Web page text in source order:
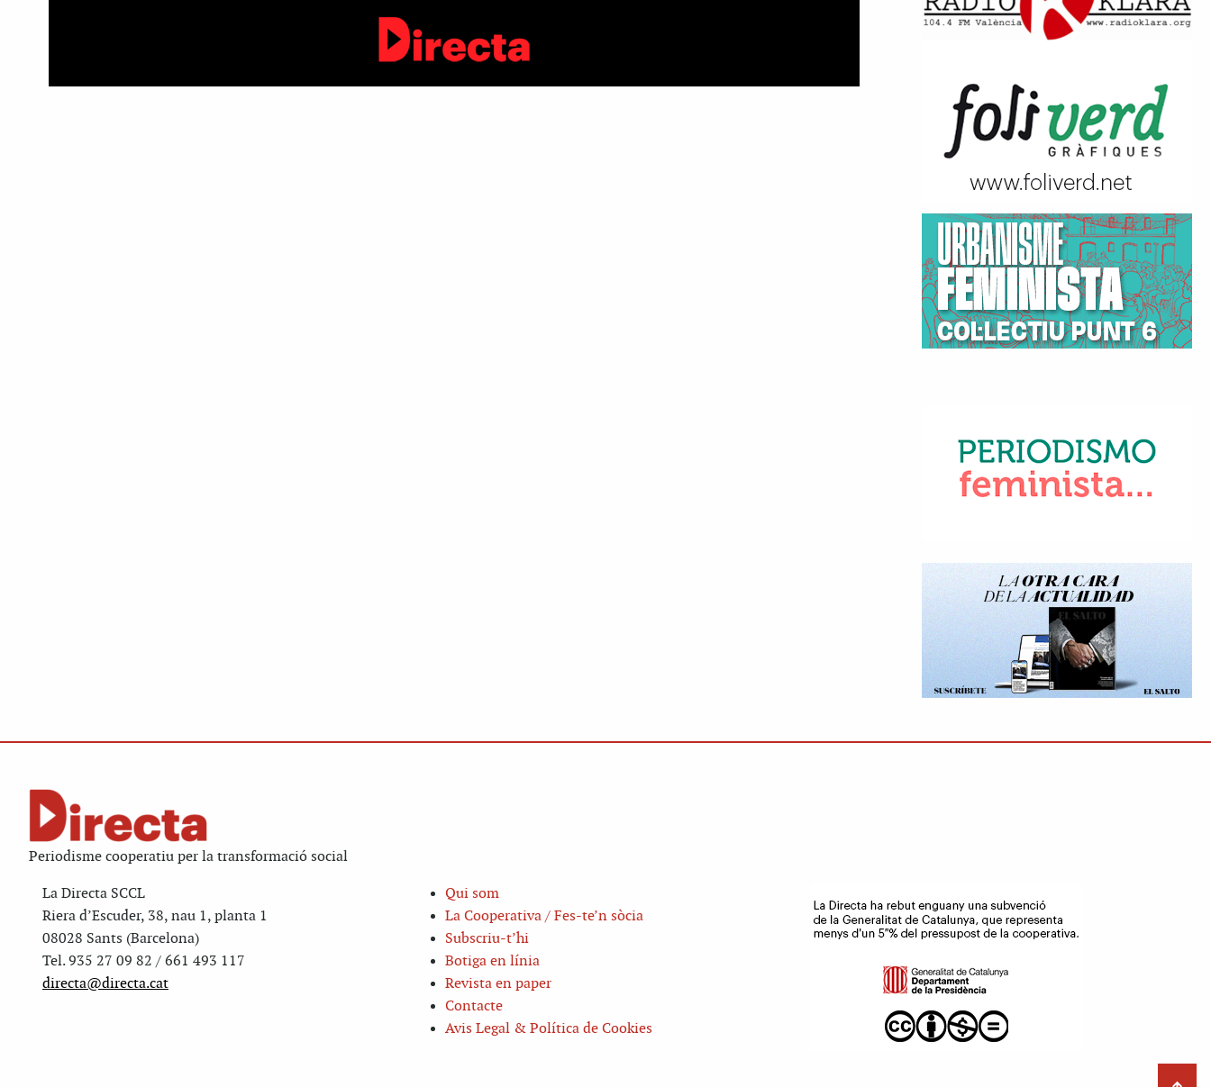
Periodisme cooperatiu per la transformació social
La Directa SCCL
Riera d’Escuder, 38, nau 1, planta 1
08028 Sants (Barcelona)
Tel. 935 27 09 82 / 661 493 117
directa@directa.cat
Qui som
La Cooperativa / Fes-te’n sòcia
Subscriu-t’hi
Botiga en línia
Revista en paper
Contacte
Avis Legal & Política de Cookies